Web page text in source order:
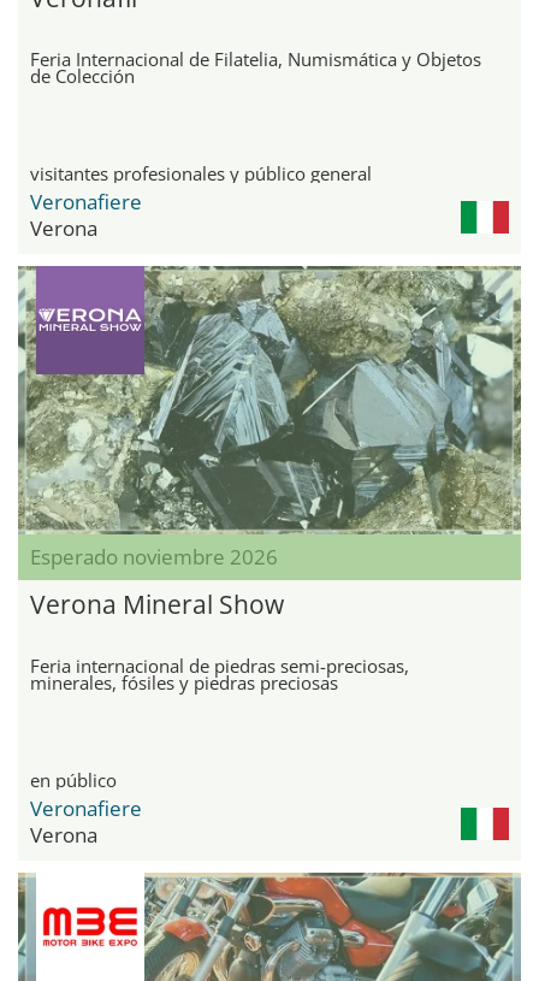
Feria Internacional de Filatelia, Numismática y Objetos
de Colección
visitantes profesionales y público general
Veronafiere
Verona
Esperado noviembre 2026
Verona Mineral Show
Feria internacional de piedras semi-preciosas,
minerales, fósiles y piedras preciosas
en público
Veronafiere
Verona